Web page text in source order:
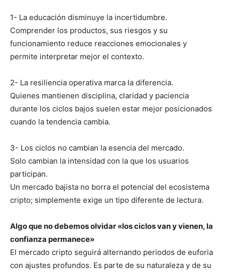
1- La educación disminuye la incertidumbre.
Comprender los productos, sus riesgos y su
funcionamiento reduce reacciones emocionales y
permite interpretar mejor el contexto.
2- La resiliencia operativa marca la diferencia.
Quienes mantienen disciplina, claridad y paciencia
durante los ciclos bajos suelen estar mejor posicionados
cuando la tendencia cambia.
3- Los ciclos no cambian la esencia del mercado.
Solo cambian la intensidad con la que los usuarios
participan.
Un mercado bajista no borra el potencial del ecosistema
cripto; simplemente exige un tipo diferente de lectura.
Algo que no debemos olvidar «los ciclos van y vienen, la
confianza permanece»
El mercado cripto seguirá alternando periodos de euforia
con ajustes profundos. Es parte de su naturaleza y de su